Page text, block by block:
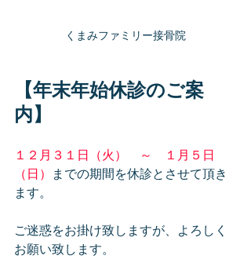
くまみファミリー接骨院
【年末年始休診のご案
内】
１２月３１日（火）　～　１月５日
（日）
までの期間を休診とさせて頂き
ます。
ご迷惑をお掛け致しますが、よろしく
お願い致します。